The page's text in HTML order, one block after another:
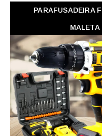
PARAFUSADEIRA